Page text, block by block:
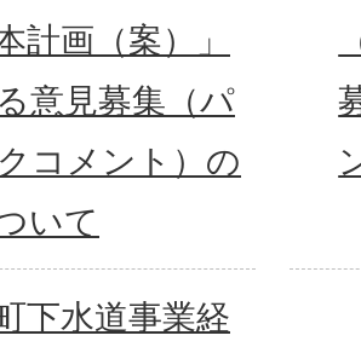
計画（案）」
意見募集（パ
コメント）の
いて
下水道事業経